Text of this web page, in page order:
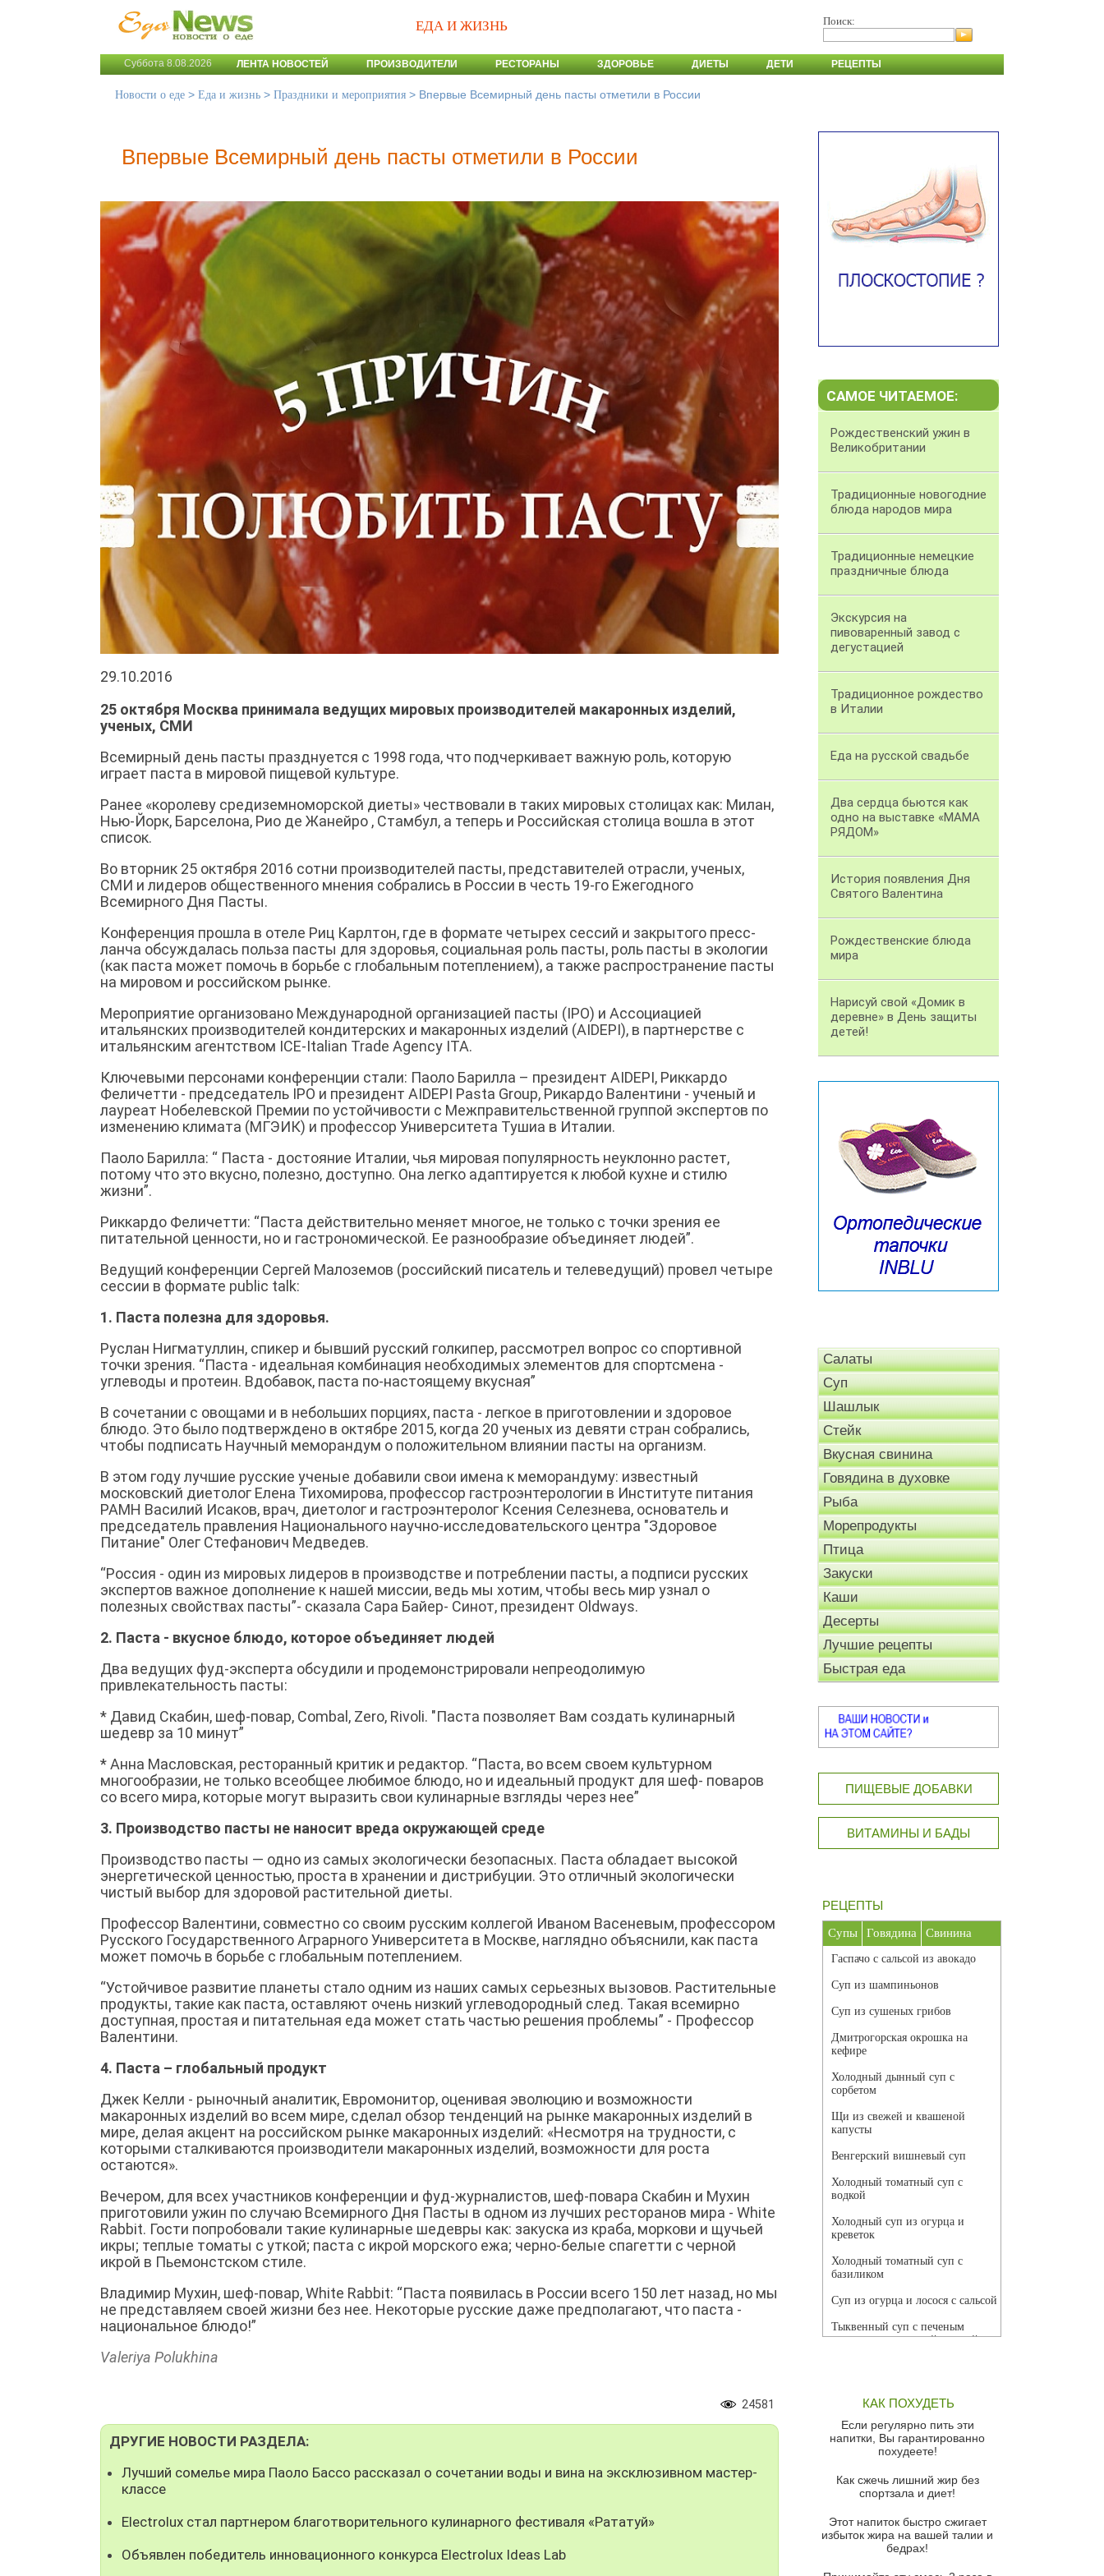
ЕДА И ЖИЗНЬ Поиск:
Суббота 8.08.2026 ЛЕНТА НОВОСТЕЙ ПРОИЗВОДИТЕЛИ РЕСТОРАНЫ ЗДОРОВЬЕ ДИЕТЫ ДЕТИ РЕЦЕПТЫ
Новости о еде > Еда и жизнь > Праздники и мероприятия > Впервые Всемирный день пасты отметили в России
Впервые Всемирный день пасты отметили в России
29.10.2016
25 октября Москва принимала ведущих мировых производителей макаронных изделий,
ученых, СМИ
Всемирный день пасты празднуется с 1998 года, что подчеркивает важную роль, которую
играет паста в мировой пищевой культуре.
Ранее «королеву средиземноморской диеты» чествовали в таких мировых столицах как: Милан,
Нью-Йорк, Барселона, Рио де Жанейро , Стамбул, а теперь и Российская столица вошла в этот
список.
Во вторник 25 октября 2016 сотни производителей пасты, представителей отрасли, ученых,
СМИ и лидеров общественного мнения собрались в России в честь 19-го Ежегодного
Всемирного Дня Пасты.
Конференция прошла в отеле Риц Карлтон, где в формате четырех сессий и закрытого пресс-
ланча обсуждалась польза пасты для здоровья, социальная роль пасты, роль пасты в экологии
(как паста может помочь в борьбе с глобальным потеплением), а также распространение пасты
на мировом и российском рынке.
Мероприятие организовано Международной организацией пасты (IPO) и Ассоциацией
итальянских производителей кондитерских и макаронных изделий (AIDEPI), в партнерстве с
итальянским агентством ICE-Italian Trade Agency ITA.
Ключевыми персонами конференции стали: Паоло Барилла – президент AIDEPI, Риккардо
Феличетти - председатель IPO и президент AIDEPI Pasta Group, Рикардо Валентини - ученый и
лауреат Нобелевской Премии по устойчивости с Межправительственной группой экспертов по
изменению климата (МГЭИК) и профессор Университета Тушиа в Италии.
Паоло Барилла: “ Паста - достояние Италии, чья мировая популярность неуклонно растет,
потому что это вкусно, полезно, доступно. Она легко адаптируется к любой кухне и стилю
жизни”.
Риккардо Феличетти: “Паста действительно меняет многое, не только с точки зрения ее
питательной ценности, но и гастрономической. Ее разнообразие объединяет людей”.
Ведущий конференции Сергей Малоземов (российский писатель и телеведущий) провел четыре
сессии в формате public talk:
1. Паста полезна для здоровья.
Руслан Нигматуллин, спикер и бывший русский голкипер, рассмотрел вопрос со спортивной
точки зрения. “Паста - идеальная комбинация необходимых элементов для спортсмена -
углеводы и протеин. Вдобавок, паста по-настоящему вкусная”
В сочетании с овощами и в небольших порциях, паста - легкое в приготовлении и здоровое
блюдо. Это было подтверждено в октябре 2015, когда 20 ученых из девяти стран собрались,
чтобы подписать Научный меморандум о положительном влиянии пасты на организм.
В этом году лучшие русские ученые добавили свои имена к меморандуму: известный
московский диетолог Елена Тихомирова, профессор гастроэнтерологии в Институте питания
РАМН Василий Исаков, врач, диетолог и гастроэнтеролог Ксения Селезнева, основатель и
председатель правления Национального научно-исследовательского центра "Здоровое
Питание" Олег Стефанович Медведев.
“Россия - один из мировых лидеров в производстве и потреблении пасты, а подписи русских
экспертов важное дополнение к нашей миссии, ведь мы хотим, чтобы весь мир узнал о
полезных свойствах пасты”- сказала Сара Байер- Синот, президент Oldways.
2. Паста - вкусное блюдо, которое объединяет людей
Два ведущих фуд-эксперта обсудили и продемонстрировали непреодолимую
привлекательность пасты:
* Давид Скабин, шеф-повар, Combal, Zero, Rivoli. "Паста позволяет Вам создать кулинарный
шедевр за 10 минут”
* Анна Масловская, ресторанный критик и редактор. “Паста, во всем своем культурном
многообразии, не только всеобщее любимое блюдо, но и идеальный продукт для шеф- поваров
со всего мира, которые могут выразить свои кулинарные взгляды через нее”
3. Производство пасты не наносит вреда окружающей среде
Производство пасты — одно из самых экологически безопасных. Паста обладает высокой
энергетической ценностью, проста в хранении и дистрибуции. Это отличный экологически
чистый выбор для здоровой растительной диеты.
Профессор Валентини, совместно со своим русским коллегой Иваном Васеневым, профессором
Русского Государственного Аграрного Университета в Москве, наглядно объяснили, как паста
может помочь в борьбе с глобальным потеплением.
“Устойчивое развитие планеты стало одним из наших самых серьезных вызовов. Растительные
продукты, такие как паста, оставляют очень низкий углеводородный след. Такая всемирно
доступная, простая и питательная еда может стать частью решения проблемы” - Профессор
Валентини.
4. Паста – глобальный продукт
Джек Келли - рыночный аналитик, Евромонитор, оценивая эволюцию и возможности
макаронных изделий во всем мире, сделал обзор тенденций на рынке макаронных изделий в
мире, делая акцент на российском рынке макаронных изделий: «Несмотря на трудности, с
которыми сталкиваются производители макаронных изделий, возможности для роста
остаются».
Вечером, для всех участников конференции и фуд-журналистов, шеф-повара Скабин и Мухин
приготовили ужин по случаю Всемирного Дня Пасты в одном из лучших ресторанов мира - White
Rabbit. Гости попробовали такие кулинарные шедевры как: закуска из краба, моркови и щучьей
икры; теплые томаты с уткой; паста с икрой морского ежа; черно-белые спагетти с черной
икрой в Пьемонстском стиле.
Владимир Мухин, шеф-повар, White Rabbit: “Паста появилась в России всего 150 лет назад, но мы
не представляем своей жизни без нее. Некоторые русские даже предполагают, что паста -
национальное блюдо!”
Valeriya Polukhina
24581
ДРУГИЕ НОВОСТИ РАЗДЕЛА:
Лучший сомелье мира Паоло Бассо рассказал о сочетании воды и вина на эксклюзивном мастер-
классе
Electrolux стал партнером благотворительного кулинарного фестиваля «Рататуй»
Объявлен победитель инновационного конкурса Electrolux Ideas Lab
САМОЕ ЧИТАЕМОЕ:
Рождественский ужин в
Великобритании
Традиционные новогодние
блюда народов мира
Традиционные немецкие
праздничные блюда
Экскурсия на
пивоваренный завод с
дегустацией
Традиционное рождество
в Италии
Еда на русской свадьбе
Два сердца бьются как
одно на выставке «МАМА
РЯДОМ»
История появления Дня
Святого Валентина
Рождественские блюда
мира
Нарисуй свой «Домик в
деревне» в День защиты
детей!
Салаты
Суп
Шашлык
Стейк
Вкусная свинина
Говядина в духовке
Рыба
Морепродукты
Птица
Закуски
Каши
Десерты
Лучшие рецепты
Быстрая еда
ПИЩЕВЫЕ ДОБАВКИ
ВИТАМИНЫ И БАДЫ
РЕЦЕПТЫ
Супы Говядина Свинина
Гаспачо с сальсой из авокадо
Суп из шампиньонов
Суп из сушеных грибов
Дмитрогорская окрошка на
кефире
Холодный дынный суп с
сорбетом
Щи из свежей и квашеной
капусты
Венгерский вишневый суп
Холодный томатный суп с
водкой
Холодный суп из огурца и
креветок
Холодный томатный суп с
базиликом
Суп из огурца и лосося с сальсой
Тыквенный суп с печеным
чесноком и томатной сальсой
красного перца
Парижский луковый суп
Суп из спаржи и горошка с
Суп-крем из цветной капусты
Французский луковый суп
Суп из баклажанов с моцареллой
КАК ПОХУДЕТЬ
Если регулярно пить эти
напитки, Вы гарантированно
похудеете!
Как сжечь лишний жир без
спортзала и диет!
Этот напиток быстро сжигает
избыток жира на вашей талии и
бедрах!